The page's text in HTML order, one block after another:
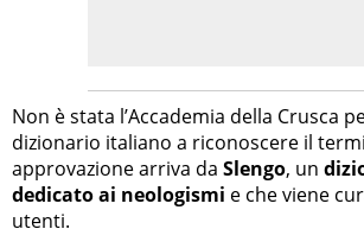
Non è stata l’Accademia della Crusca
dizionario italiano a riconoscere il
approvazione arriva da Slengo, un
dedicato ai neologismi e che viene
utenti.